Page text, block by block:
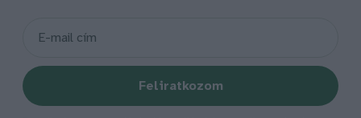
Feliratkozom